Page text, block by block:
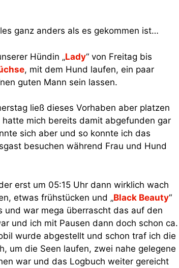
ganz anders als es gekommen ist…
Hündin „Lady“ von Freitag bis
, mit dem Hund laufen, ein paar
guten Mann sein lassen.
ließ dieses Vorhaben aber platzen
mich bereits damit abgefunden gar
sich aber und so konnte ich das
besuchen während Frau und Hund
erst um 05:15 Uhr dann wirklich wach
etwas frühstücken und „Black Beauty“
war mega überrascht das auf den
und ich mit Pausen dann doch schon ca.
wurde abgestellt und schon traf ich die
um die Seen laufen, zwei nahe gelegene
war und das Logbuch weiter gereicht